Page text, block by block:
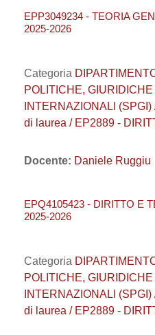
EPP3049234 - TEORIA
2025-2026
Categoria
POLITICHE, GIURIDICHE
INTERNAZIONALI
di laurea / EP2889 -
Docente: Daniele Ruggiu
EPQ4105423 - DIRITTO E
2025-2026
Categoria
POLITICHE, GIURIDICHE
INTERNAZIONALI
di laurea / EP2889 -